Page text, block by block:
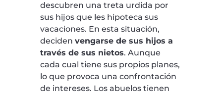
descubren una treta urdida por
sus hijos que les hipoteca sus
vacaciones. En esta situación,
deciden vengarse de sus hijos a
través de sus nietos. Aunque
cada cual tiene sus propios planes,
lo que provoca una confrontación
de intereses. Los abuelos tienen